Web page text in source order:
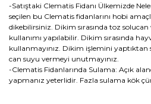
-Satıştaki Clematis Fidanı Ülkemizde
seçilen bu Clematis fidanlarını hobi
dikebilirsiniz. Dikim sırasında toz
kullanımı yapılabilir. Dikim sırasında
kullanmayınız. Dikim işlemini yaptıktan
can suyu vermeyi unutmayınız.
-Clematis Fidanlarında Sulama: Açık
yapmanız yeterlidir. Fazla sulama kök